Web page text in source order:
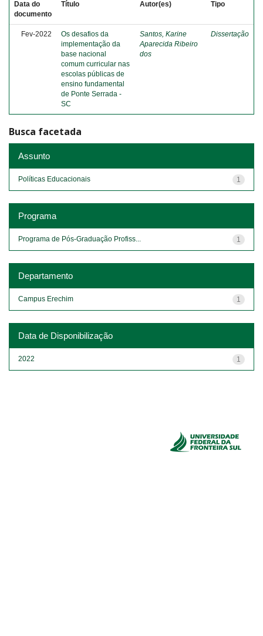
Data do
documento
Título Autor(es) Tipo
Fev-2022
Os desafios da
implementação da
base nacional
comum curricular nas
escolas públicas de
ensino fundamental
de Ponte Serrada -
SC
Santos, Karine
Aparecida Ribeiro
dos
Dissertação
Busca facetada
Assunto
1
Políticas Educacionais
Programa
1
Programa de Pós-Graduação Profiss...
Departamento
1
Campus Erechim
Data de Disponibilização
1
2022